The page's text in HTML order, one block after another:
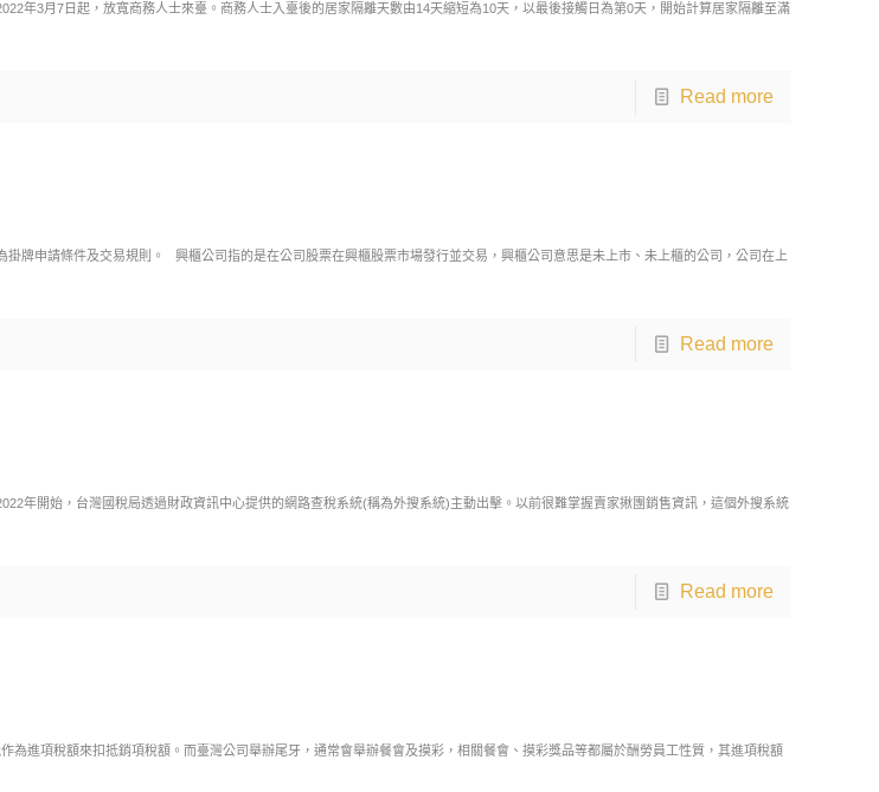
年3月7日起，放寬商務人士來臺。商務人士入臺後的居家隔離天數由14天縮短為10天，以最後接觸日為第0天，開始計算居家隔離至滿
Read more
牌申請條件及交易規則。 興櫃公司指的是在公司股票在興櫃股票市場發行並交易，興櫃公司意思是未上市、未上櫃的公司，公司在上
Read more
年開始，台灣國稅局透過財政資訊中心提供的網路查稅系統(稱為外搜系統)主動出擊。以前很難掌握賣家揪團銷售資訊，這個外搜系統
Read more
進項稅額來扣抵銷項稅額。而臺灣公司舉辦尾牙，通常會舉辦餐會及摸彩，相關餐會、摸彩獎品等都屬於酬勞員工性質，其進項稅額